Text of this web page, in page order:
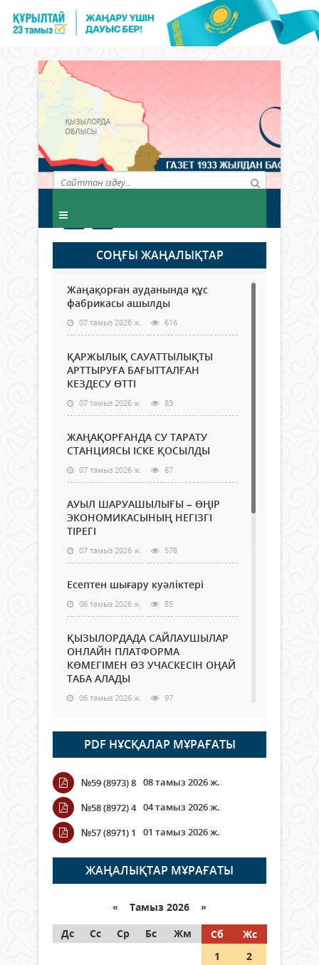
СОҢҒЫ ЖАҢАЛЫҚТАР
Жаңақорған ауданында құс
фабрикасы ашылды
07 тамыз 2026 ж. 616
ҚАРЖЫЛЫҚ САУАТТЫЛЫҚТЫ
АРТТЫРУҒА БАҒЫТТАЛҒАН
КЕЗДЕСУ ӨТТІ
07 тамыз 2026 ж. 83
ЖАҢАҚОРҒАНДА СУ ТАРАТУ
СТАНЦИЯСЫ ІСКЕ ҚОСЫЛДЫ
07 тамыз 2026 ж. 87
АУЫЛ ШАРУАШЫЛЫҒЫ – ӨҢІР
ЭКОНОМИКАСЫНЫҢ НЕГІЗГІ
ТІРЕГІ
07 тамыз 2026 ж. 578
Есептен шығару куәліктері
06 тамыз 2026 ж. 85
ҚЫЗЫЛОРДАДА САЙЛАУШЫЛАР
ОНЛАЙН ПЛАТФОРМА
КӨМЕГІМЕН ӨЗ УЧАСКЕСІН ОҢАЙ
ТАБА АЛАДЫ
06 тамыз 2026 ж. 97
Open Air: Қызылорда облысы
полиция департаменті 20
мыңнан астам көрерменнің
қауіпсіздігін қамтамасыз етті
06 тамыз 2026 ж.
Wi-Fi ҚАБЫРҒА АРҚЫЛЫ ҚАЛАЙ
ӨТЕДІ?
06 тамыз 2026 ж. 276
граждане Казахстана,
05 тамыз 2026 ж. 157
PDF НҰСҚАЛАР МҰРАҒАТЫ
№59 (8973) 8 08 тамыз 2026 ж.
№58 (8972) 4 04 тамыз 2026 ж.
№57 (8971) 1
01 тамыз 2026 ж.
ЖАҢАЛЫҚТАР МҰРАҒАТЫ
« Тамыз 2026 »
Дс
Сс Ср Бс Жм Сб
Жс
1
2